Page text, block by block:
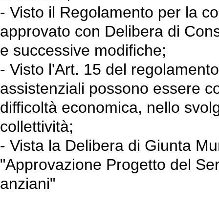
- Visto il Regolamento per la
approvato con Delibera di
e successive modifiche;
- Visto l'Art. 15 del
assistenziali possono essere
difficoltà economica, nello
collettività;
- Vista la Delibera di Giunta
"Approvazione Progetto del
anziani"